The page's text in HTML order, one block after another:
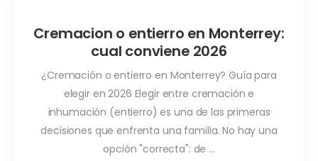
Cremacion o entierro en Monterrey:
cual conviene 2026
¿Cremación o entierro en Monterrey? Guía para
elegir en 2026 Elegir entre cremación e
inhumación (entierro) es una de las primeras
decisiones que enfrenta una familia. No hay una
opción "correcta": de ...